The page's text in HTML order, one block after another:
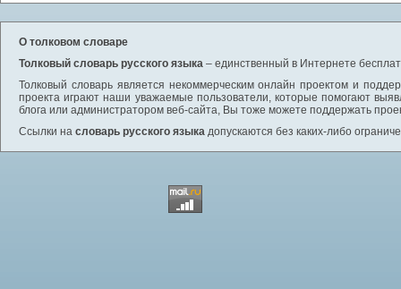
О толковом словаре
Толковый словарь русского языка – единственный в Интернете
Толковый словарь является некоммерческим онлайн проектом и
проекта играют наши уважаемые пользователи, которые помогают
блога или администратором веб-сайта, Вы тоже можете поддержать
Ссылки на словарь русского языка допускаются без каких-либо